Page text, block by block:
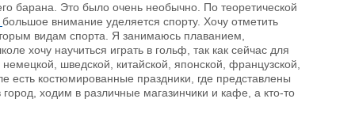
барана. Это было очень необычно. По теоретической
большое внимание уделяется спорту. Хочу отметить
видам спорта. Я занимаюсь плаванием,
хочу научиться играть в гольф, так как сейчас для
шведской, китайской, японской, французской,
есть костюмированные праздники, где представлены
ходим в различные магазинчики и кафе, а кто-то